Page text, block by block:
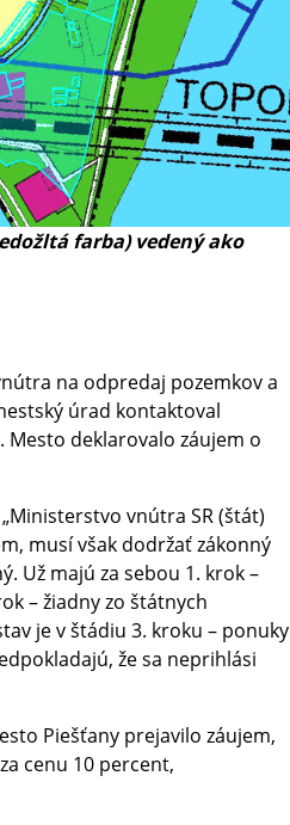
farba) vedený ako
na odpredaj pozemkov a
úrad kontaktoval
deklarovalo záujem o
vnútra SR (štát)
musí však dodržať zákonný
Už majú za sebou 1. krok –
– žiadny zo štátnych
je v štádiu 3. kroku – ponuky
že sa neprihlási
Piešťany prejavilo záujem,
cenu 10 percent,